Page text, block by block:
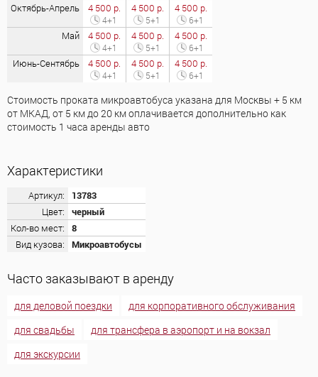
Октябрь-Апрель
4 500 р.
4+1
4 500 р.
5+1
4 500 р.
6+1
Май 4 500 р.
4+1
4 500 р.
5+1
4 500 р.
6+1
Июнь-Сентябрь 4 500 р.
4+1
4 500 р.
5+1
4 500 р.
6+1
Стоимость проката микроавтобуса указана для Москвы + 5 км
от МКАД, от 5 км до 20 км оплачивается дополнительно как
стоимость 1 часа аренды авто
Характеристики
Артикул:
13783
Цвет:
черный
Кол-во мест:
8
Вид кузова:
Микроавтобусы
Часто заказывают в аренду
для деловой поездки
для корпоративного обслуживания
для свадьбы
для трансфера в аэропорт и на вокзал
для экскурсии